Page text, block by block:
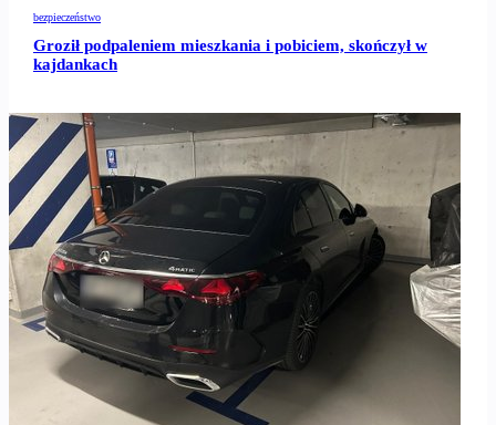
bezpieczeństwo
Groził podpaleniem mieszkania i pobiciem, skończył w
kajdankach